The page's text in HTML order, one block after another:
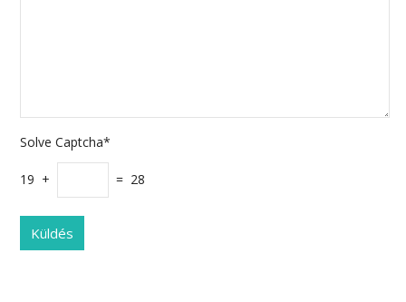
Solve Captcha*
19 + = 28